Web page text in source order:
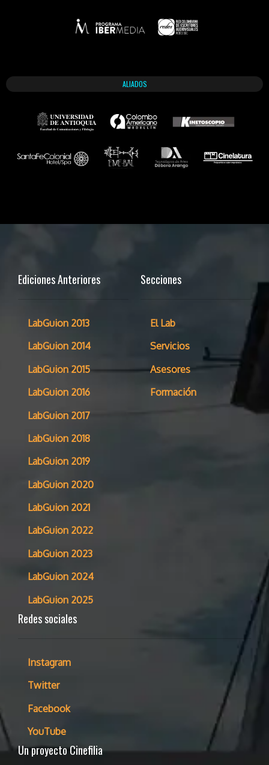
ALIADOS
Ediciones Anteriores
LabGuion 2013
LabGuion 2014
LabGuion 2015
LabGuion 2016
LabGuion 2017
LabGuion 2018
LabGuion 2019
LabGuion 2020
LabGuion 2021
LabGuion 2022
LabGuion 2023
LabGuion 2024
LabGuion 2025
Secciones
El Lab
Servicios
Asesores
Formación
Redes sociales
Instagram
Twitter
Facebook
YouTube
Un proyecto Cinefilia